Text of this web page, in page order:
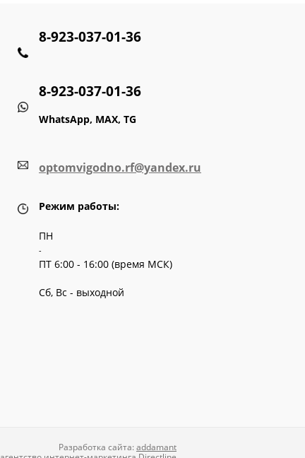
8-923-037-01-36
8-923-037-01-36
WhatsApp, MAX, TG
optomvigodno.rf@yandex.ru
Режим работы:
ПН
-
ПТ 6:00 - 16:00 (время МСК)
Сб, Вс - выходной
Разработка сайта: addamant